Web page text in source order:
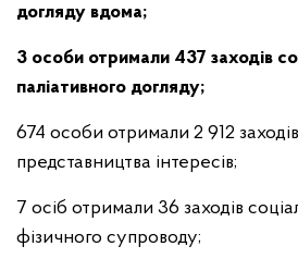
догляду вдома;
3 особи отримали 437 заходів
паліативного догляду;
674 особи отримали 2 912
представництва інтересів;
7 осіб отримали 36 заходів
фізичного супроводу;